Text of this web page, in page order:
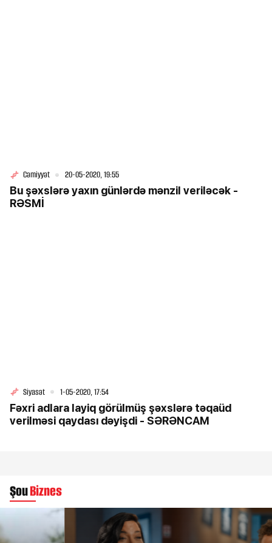
Cəmiyyət 20-05-2020, 19:55
Bu şəxslərə yaxın günlərdə mənzil veriləcək -
RƏSMİ
Siyasət 1-05-2020, 17:54
Fəxri adlara layiq görülmüş şəxslərə təqaüd
verilməsi qaydası dəyişdi - SƏRƏNCAM
ŞouBiznes